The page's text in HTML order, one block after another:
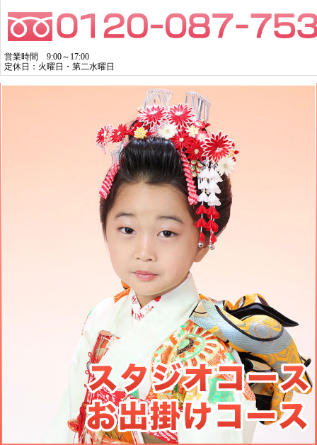
営業時間 9:00～17:00
定休日：火曜日・第二水曜日